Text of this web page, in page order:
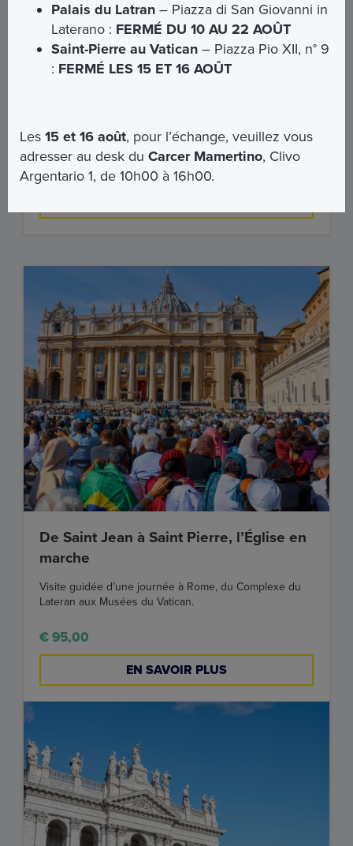
Les Racines du Martyre: La Basilique
Saint-Pierre, Prison et Gloire
Vaticanequi lui est dédiée.
€ 39,00
De Saint Jean à Saint Pierre, l’Église en
marche
Visite guidée d’une journée à Rome, du Complexe du
Lateran aux Musées du Vatican.
€ 95,00
EN SAVOIR PLUS
Palais du Latran – Piazza di San Giovanni in
Laterano : FERMÉ DU 10 AU 22 AOÛT
Saint-Pierre au Vatican – Piazza Pio XII, n° 9
: FERMÉ LES 15 ET 16 AOÛT
Les15 et 16 août, pour l’échange, veuillez vous
adresser au desk duCarcer Mamertino, Clivo
Argentario 1, de 10h00 à 16h00.